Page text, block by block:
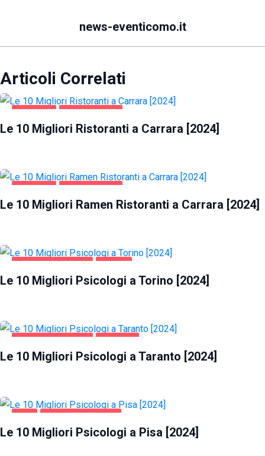
news-eventicomo.it
Articoli Correlati
Le 10 Migliori Ristoranti a Carrara [2024]
Le 10 Migliori Ramen Ristoranti a Carrara [2024]
Le 10 Migliori Psicologi a Torino [2024]
Le 10 Migliori Psicologi a Taranto [2024]
Le 10 Migliori Psicologi a Pisa [2024]